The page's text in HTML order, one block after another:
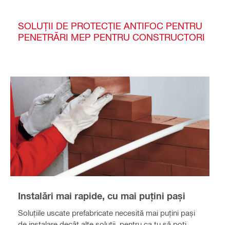
SOLUȚII DE PROTECȚIE ANTIFOC PENTRU
PENETRĂRI MEP PENTRU CONSTRUCTORI
Instalări mai rapide, cu mai puțini pași
Soluțiile uscate prefabricate necesită mai puțini pași